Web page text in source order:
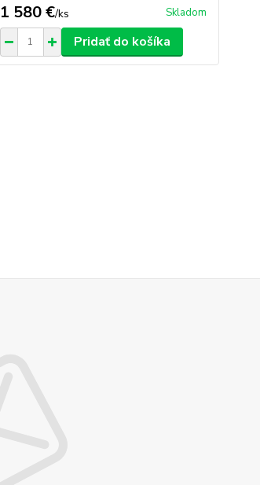
1 580 €/ks Skladom
Pridať do košíka